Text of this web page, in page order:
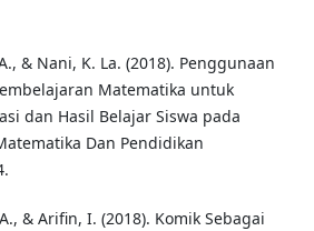
& Nani, K. La. (2018). Penggunaan
Matematika untuk
dan Hasil Belajar Siswa pada
Dan Pendidikan
& Arifin, I. (2018). Komik Sebagai